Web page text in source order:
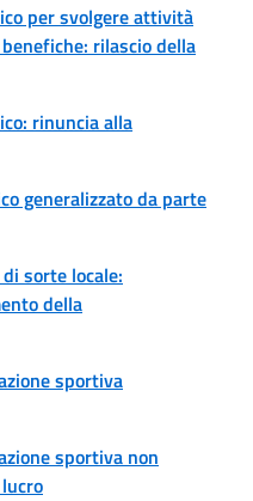
per svolgere attività
rilascio della
rinuncia alla
generalizzato da parte
sorte locale:
della
sportiva
sportiva non